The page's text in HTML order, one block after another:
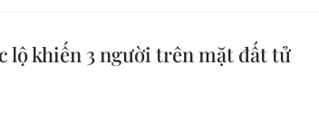
lộ khiến 3 người trên mặt đất tử